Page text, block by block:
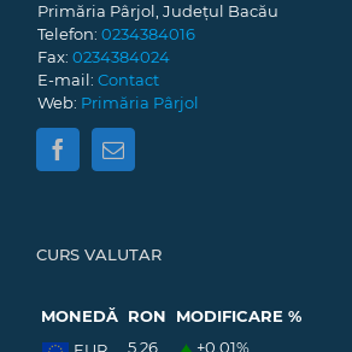
Primăria Pârjol, Județul Bacău
Telefon: 0234384016
Fax: 0234384024
E-mail: Contact
Web: Primăria Pârjol
CURS VALUTAR
MONEDĂ RON
MODIFICARE %
5,26 +0,01%